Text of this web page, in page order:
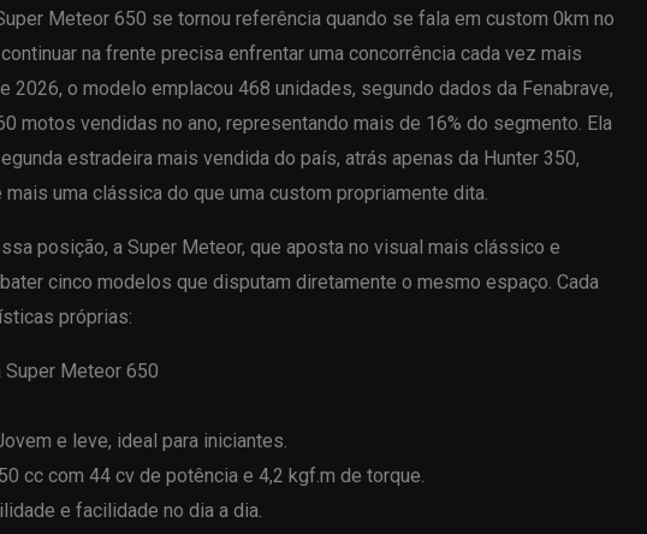
Meteor 650 se tornou referência quando se fala em custom 0km no
na frente precisa enfrentar uma concorrência cada vez mais
2026, o modelo emplacou 468 unidades, segundo dados da Fenabrave,
motos vendidas no ano, representando mais de 16% do segmento. Ela
estradeira mais vendida do país, atrás apenas da Hunter 350,
mais uma clássica do que uma custom propriamente dita.
posição, a Super Meteor, que aposta no visual mais clássico e
cinco modelos que disputam diretamente o mesmo espaço. Cada
próprias:
Super Meteor 650
e leve, ideal para iniciantes.
cc com 44 cv de potência e 4,2 kgf.m de torque.
e facilidade no dia a dia.